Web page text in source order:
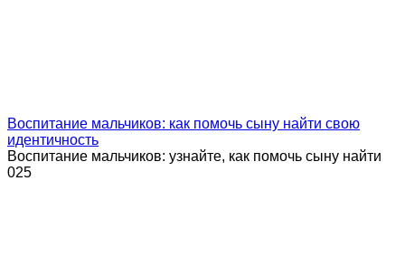
Воспитание мальчиков: как помочь сыну найти свою
идентичность
Воспитание мальчиков: узнайте, как помочь сыну найти
025